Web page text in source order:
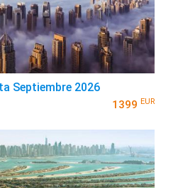
Septiembre 2026
1399 EUR